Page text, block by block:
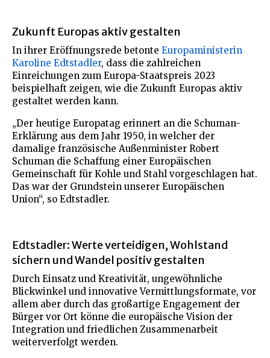
Zukunft Europas aktiv gestalten
In ihrer Eröffnungsrede betonte Europaministerin
Karoline Edtstadler, dass die zahlreichen
Einreichungen zum Europa-Staatspreis 2023
beispielhaft zeigen, wie die Zukunft Europas aktiv
gestaltet werden kann.
„Der heutige Europatag erinnert an die Schuman-
Erklärung aus dem Jahr 1950, in welcher der
damalige französische Außenminister Robert
Schuman die Schaffung einer Europäischen
Gemeinschaft für Kohle und Stahl vorgeschlagen hat.
Das war der Grundstein unserer Europäischen
Union“, so Edtstadler.
Edtstadler: Werte verteidigen, Wohlstand
sichern und Wandel positiv gestalten
Durch Einsatz und Kreativität, ungewöhnliche
Blickwinkel und innovative Vermittlungsformate, vor
allem aber durch das großartige Engagement der
Bürger vor Ort könne die europäische Vision der
Integration und friedlichen Zusammenarbeit
weiterverfolgt werden.